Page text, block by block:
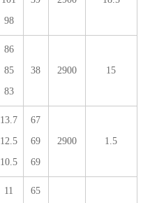
98
86
85
83
38 2900 15
13.7
12.5
10.5
67
69
69
2900 1.5
11
65